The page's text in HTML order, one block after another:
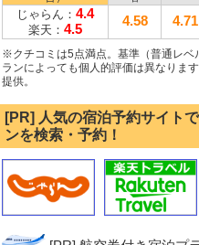
じゃらん： 4.4
楽天： 4.5
4.58 4.71
※クチコミは5点満点。基準（普通レベ
ランによっても個人的評価は異なりま
提供。
[PR] 人気の宿泊予約サイト
ンを検索・予約！